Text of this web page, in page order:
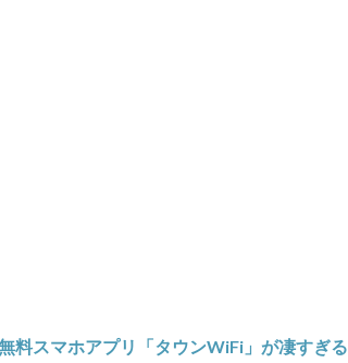
料スマホアプリ「タウンWiFi」が凄すぎる